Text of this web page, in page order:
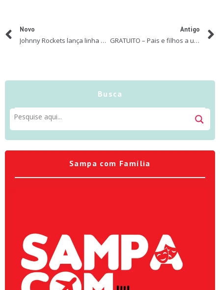
Novo
Johnny Rockets lança linha exclusiva de bonecos colecionáveis da Liga da Justiça
Antigo
GRATUITO – Pais e filhos a uma divertida caça aos bolinhos em no Escape 60’
Busca
Sampa com Família